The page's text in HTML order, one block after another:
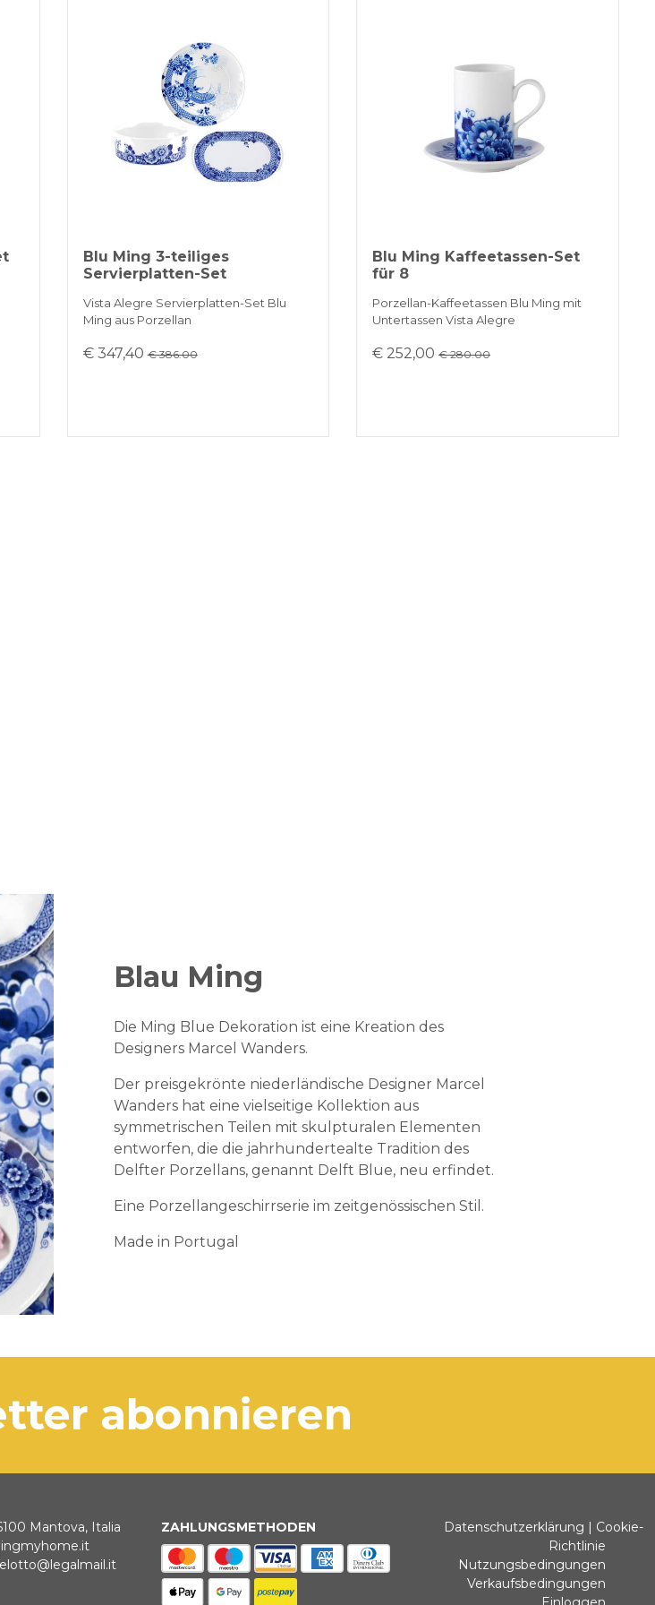
Blu Ming 3-teiliges
Servierplatten-Set
Vista Alegre Servierplatten-Set Blu
Ming aus Porzellan
€ 347,40€ 386.00
Blu Ming Kaffeetassen-Set
für 8
Porzellan-Kaffeetassen Blu Ming mit
Untertassen Vista Alegre
€ 252,00€ 280.00
Blau Ming
Die Ming Blue Dekoration ist eine Kreation des
Designers Marcel Wanders.
Der preisgekrönte niederländische Designer Marcel
Wanders hat eine vielseitige Kollektion aus
symmetrischen Teilen mit skulpturalen Elementen
entworfen, die die jahrhundertealte Tradition des
Delfter Porzellans, genannt Delft Blue, neu erfindet.
Eine Porzellangeschirrserie im zeitgenössischen Stil.
Made in Portugal
abonnieren
Mantova, Italia
ZAHLUNGSMETHODEN Datenschutzerklärung | Cookie-
Richtlinie
Nutzungsbedingungen
Verkaufsbedingungen